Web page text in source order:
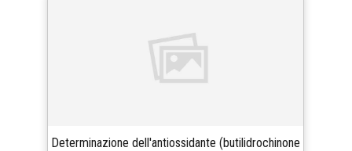
Determinazione dell'antiossidante (butilidrochinone